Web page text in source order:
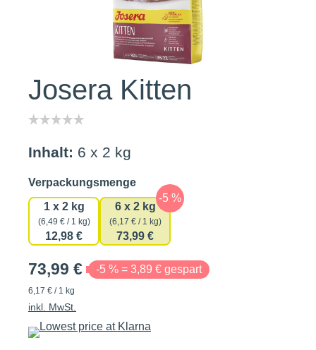
Josera Kitten
Inhalt: 6 x 2 kg
Verpackungsmengeauswählen
1 x 2 kg
(6,49 € / 1 kg)
12,98 €
6 x 2 kg
(6,17 € / 1 kg)
73,99 €
73,99 € -5 % = 3,89 € gespart
6,17 € / 1 kg
inkl. MwSt.